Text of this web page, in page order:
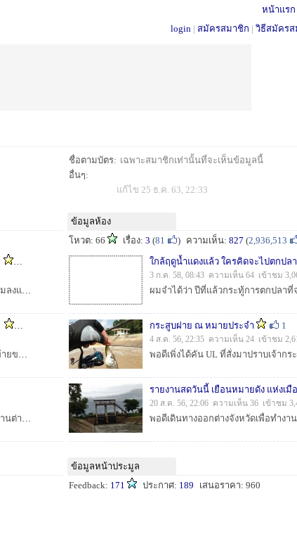
หน้าแรก
login | สมัครสมาชิก | วิธีสมัครส
ชื่อตามบัตร: เฉพาะสมาชิกเท่านั้นที่จะเห็นข้อมูลนี้
อื่นๆ:
แก้ไข 25 ธ.ค. 63, 22:33
ช่วงนี้ฝนตกค่อนข้างมากอย่างทั่วถึงทุกภาคของประเทศ น้ำแดงเริ่มลงแล้วในหลายๆที่ ซึ่งเป็นช่วงที่ปลาหลากหลายชนิดจะเดินทางขึ้นต้นน้ำเพื่อไปวางไข่ 2-3 ป...
สวัสดีครับเพื่อนๆ สมาชิก สยามฟิชชิ่ง ทุกท่าน ใกล้จะถึงเดือนสุดท้ายของปี 2556 แล้วนะครับ ในช่วง 1 ปี ที่ผ่านมา ผมและลูกชายออกทริปนับครั้งไม่ถ้วน บางครั...
สวัสดีน้าๆทุกท่านครับ สืบเนื่องจากที่มีภาระกิจต้องเดินทางไปทำงานต่างจังหวัด เลยถือโอกาสแวะเยี่ยมเจ้ากระสูบเพื่อนเก่า กับหมายเก่าๆ เที่ยวนี้คงตัวโตขึ้น...
ข้อมูลห้อง
โหวต: 66
เรื่อง: 3 (81 ) ความเห็น: 827 (2,936,513
3 ก.ค. 58, 08:43 ความเห็น 64 เข้าชม
กระสูบฝาย ณ หมายประจำ 1
4 ส.ค. 56, 22:35 ความเห็น 24 เข้าชม
รายงานสดวันนี้ เยือนหมายดัง แห่งเมื
20 ส.ค. 56, 22:06 ความเห็น 36 เข้าชม
ข้อมูลหน้าประมูล
Feedback: 171 ประกาศ: 189 เสนอราคา: 960